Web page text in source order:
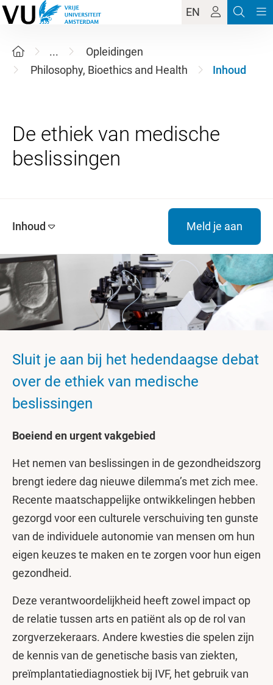
EN
...
Opleidingen
Philosophy, Bioethics and Health
Inhoud
De ethiek van medische
Inhoud Meld je aan
Sluit je aan bij het hedendaagse debat
over de ethiek van medische
beslissingen
Boeiend en urgent vakgebied
Het nemen van beslissingen in de gezondheidszorg
brengt iedere dag nieuwe dilemma’s met zich mee.
Recente maatschappelijke ontwikkelingen hebben
gezorgd voor een culturele verschuiving ten gunste
van de individuele autonomie van mensen om hun
eigen keuzes te maken en te zorgen voor hun eigen
gezondheid.
Deze verantwoordelijkheid heeft zowel impact op
de relatie tussen arts en patiënt als op de rol van
zorgverzekeraars. Andere kwesties die spelen zijn
de kennis van de genetische basis van ziekten,
preïmplantatiediagnostiek bij IVF, het gebruik van